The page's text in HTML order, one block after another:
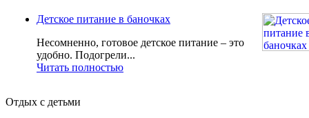
Детское питание в баночках
Несомненно, готовое детское питание – это
удобно. Подогрели...
Читать полностью
Отдых с детьми